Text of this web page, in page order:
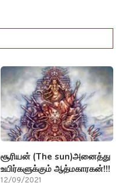
சூரியன் (The sun)அனைத்து
உயிர்களுக்கும் ஆத்மகாரகன்!!!
12/09/2021